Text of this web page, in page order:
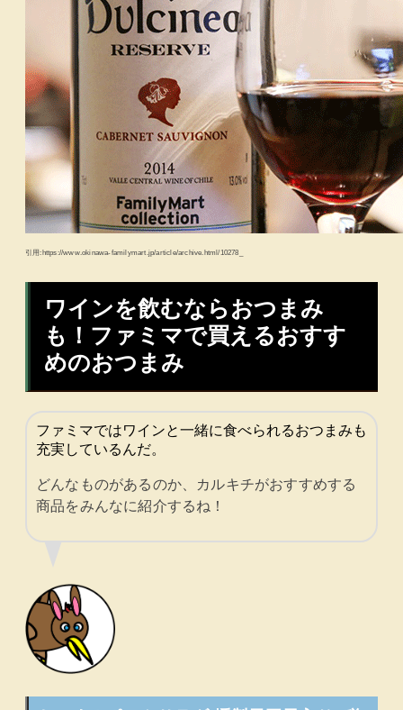
引用:https://www.okinawa-familymart.jp/article/archive.html/10278_
ワインを飲むならおつまみ
も！ファミマで買えるおすす
めのおつまみ
ファミマではワインと一緒に食べられるおつまみも
充実しているんだ。
どんなものがあるのか、カルキチがおすすめする
商品をみんなに紹介するね！